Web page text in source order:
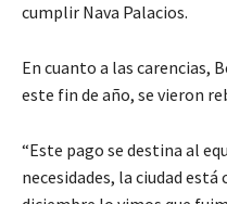
cumplir Nava Palacios.
En cuanto a las carencias,
este fin de año, se vieron
“Este pago se destina al
necesidades, la ciudad está